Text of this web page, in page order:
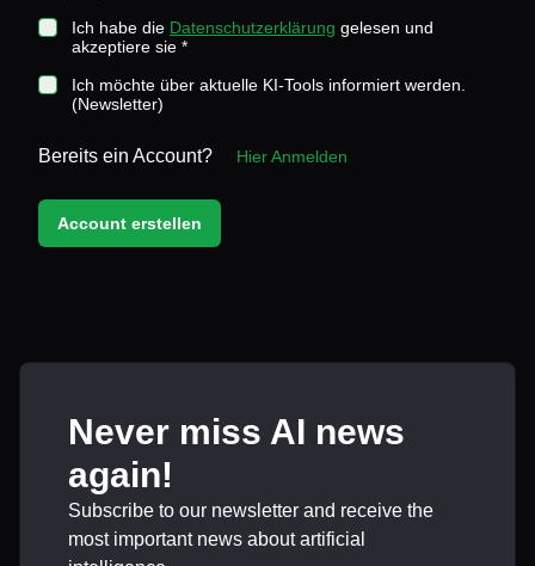
Ich habe die Datenschutzerklärung gelesen und
akzeptiere sie *
Ich möchte über aktuelle KI-Tools informiert werden.
(Newsletter)
Bereits ein Account? Hier Anmelden
Account erstellen
Never miss AI news
again!
Subscribe to our newsletter and receive the
most important news about artificial